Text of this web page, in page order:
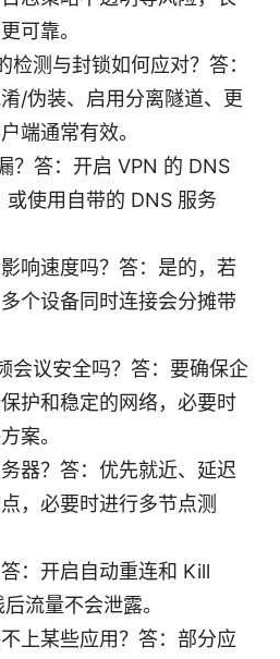
可靠。
检测与封锁如何应对？答：
/伪装、启用分离隧道、更
端通常有效。
？答：开启 VPN 的 DNS
使用自带的 DNS 服务
响速度吗？答：是的，若
个设备同时连接会分摊带
会议安全吗？答：要确保企
护和稳定的网络，必要时
案。
器？答：优先就近、延迟
，必要时进行多节点测
：开启自动重连和 Kill
流量不会泄露。
上某些应用？答：部分应